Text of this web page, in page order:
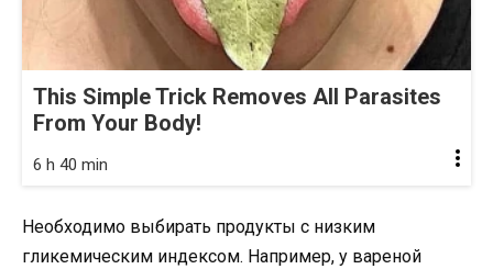
This Simple Trick Removes All Parasites
From Your Body!
6 h 40 min
Необходимо выбирать продукты с низким
гликемическим индексом. Например, у вареной